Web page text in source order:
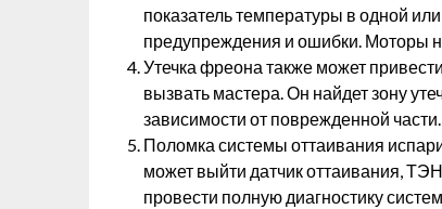
показатель температуры в одной
предупреждения и ошибки. Моторы
Утечка фреона также может
вызвать мастера. Он найдет зону
зависимости от поврежденной части.
Поломка системы оттаивания
может выйти датчик оттаивания,
провести полную диагностику